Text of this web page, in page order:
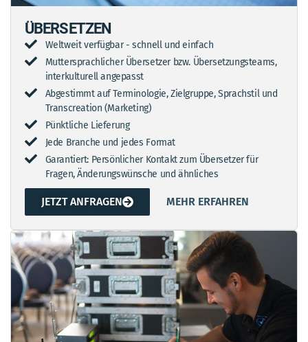
ÜBERSETZEN
Weltweit verfügbar - schnell und einfach
Muttersprachlicher Übersetzer bzw. Übersetzungsteams,
interkulturell angepasst
Abgestimmt auf Terminologie, Zielgruppe, Sprachstil und
Transcreation (Marketing)
Pünktliche Lieferung
Jede Branche und jedes Format
Garantiert: Persönlicher Kontakt zum Übersetzer für
Fragen, Änderungswünsche und ähnliches
JETZT ANFRAGEN MEHR ERFAHREN